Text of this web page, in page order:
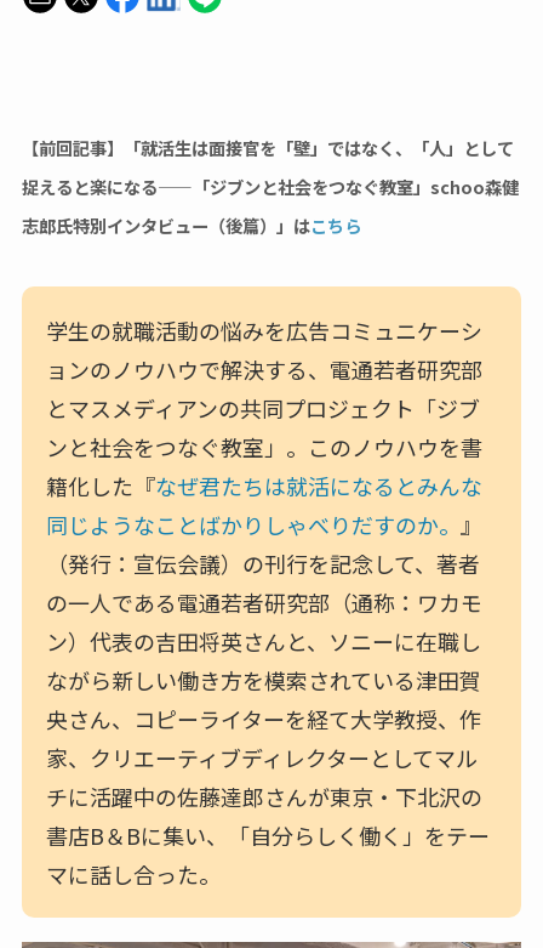
【前回記事】「就活生は面接官を「壁」ではなく、「人」として
捉えると楽になる——「ジブンと社会をつなぐ教室」schoo森健
志郎氏特別インタビュー（後篇）」はこちら
学生の就職活動の悩みを広告コミュニケーシ
ョンのノウハウで解決する、電通若者研究部
とマスメディアンの共同プロジェクト「ジブ
ンと社会をつなぐ教室」。このノウハウを書
籍化した『なぜ君たちは就活になるとみんな
同じようなことばかりしゃべりだすのか。 』
（発行：宣伝会議）の刊行を記念して、著者
の一人である電通若者研究部（通称：ワカモ
ン）代表の吉田将英さんと、ソニーに在職し
ながら新しい働き方を模索されている津田賀
央さん、コピーライターを経て大学教授、作
家、クリエーティブディレクターとしてマル
チに活躍中の佐藤達郎さんが東京・下北沢の
書店B＆Bに集い、「自分らしく働く」をテー
マに話し合った。